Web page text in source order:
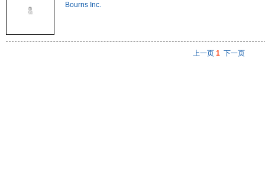
Bourns Inc.
上一页 1 下一页